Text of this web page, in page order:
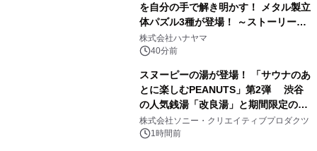
を自分の手で解き明かす！ メタル製立
体パズル3種が登場！ ～ストーリーと
ギミックが融合した 大人の体験型パズ
ルが8月7日(金)12時より先行予約受付
株式会社ハナヤマ
40分前
スヌーピーの湯が登場！ 「サウナのあ
とに楽しむPEANUTS」第2弾 渋谷
の人気銭湯「改良湯」と期間限定のコ
ラボレーション サウナイキタイコラ
ボグッズも発売決定！
株式会社ソニー・クリエイティブプロダクツ
1時間前